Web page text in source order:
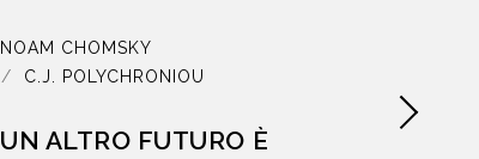
NOAM CHOMSKY
C.J. POLYCHRONIOU
UN ALTRO FUTURO È